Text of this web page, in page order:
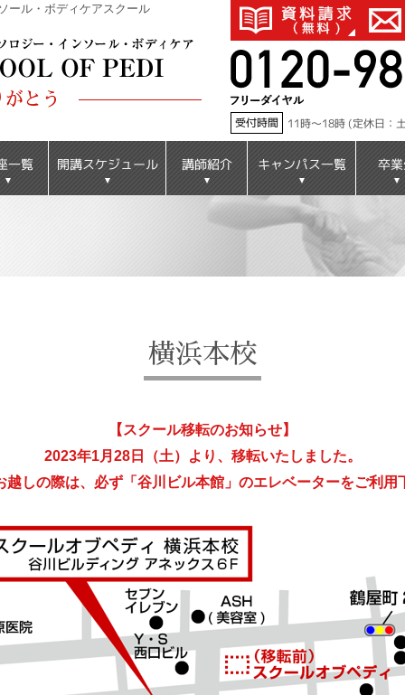
ール・ボディケアスクール
とう
受付時間 11時～18時 (定休日：
一覧 開講スケジュール 講師紹介 キャンパス一覧 卒
横浜本校
【スクール移転のお知らせ】
2023年1月28日（土）より、移転いたしました。
越しの際は、必ず「谷川ビル本館」のエレベーターをご利用